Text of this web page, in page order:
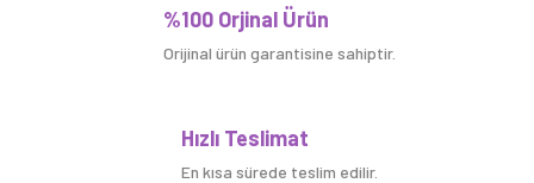
%100 Orjinal Ürün
Orijinal ürün garantisine sahiptir.
Hızlı Teslimat
En kısa sürede teslim edilir.